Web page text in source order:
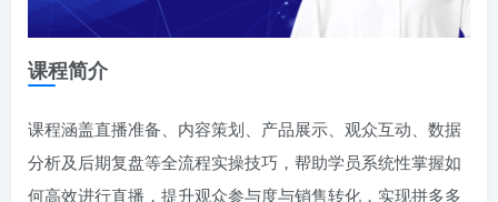
课程简介
课程涵盖直播准备、内容策划、产品展示、观众互动、数据
分析及后期复盘等全流程实操技巧，帮助学员系统性掌握如
何高效进行直播，提升观众参与度与销售转化，实现拼多多